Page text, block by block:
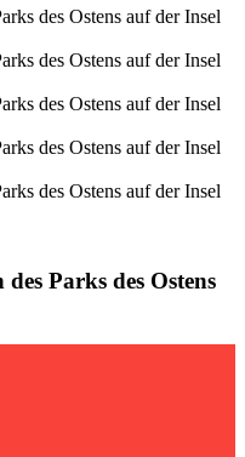
Parks des Ostens